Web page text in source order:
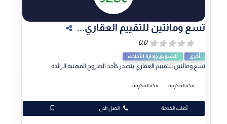
تسع ومائتين للتقييم العقاري...
أخرى التسويق وإدارة الأملاك
تسع ومائتين للتقييم العقاري يتصدر كأحد الصروح المهنية الرائدة...
مكة المكرمة مكة المكرمة
اتصل الان أطلب الخدمة